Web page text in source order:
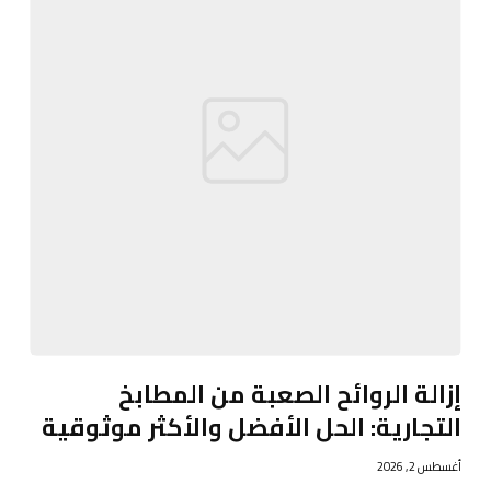
إزالة الروائح الصعبة من المطابخ
التجارية: الحل الأفضل والأكثر موثوقية
أغسطس 2, 2026